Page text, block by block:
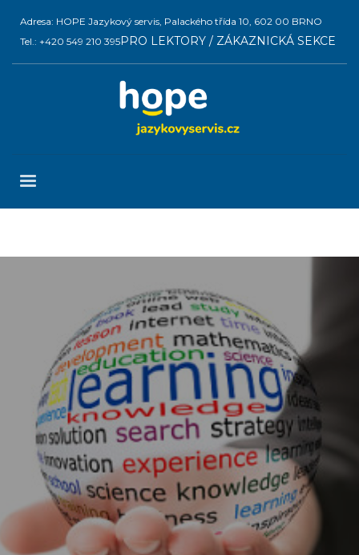
Adresa: HOPE Jazykový servis, Palackého třída 10, 602 00 BRNO
Tel.: +420 549 210 395PRO LEKTORY / ZÁKAZNICKÁ SEKCE